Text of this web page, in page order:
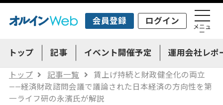
会員登録 ログイン
メニュ
ー
トップ 記事 イベント開催予定 運用会社レポ
トップ 記事一覧
賃上げ持続と財政健全化の両立
——経済財政諮問会議で議論された日本経済の方向性を第
一ライフ研の永濱氏が解説